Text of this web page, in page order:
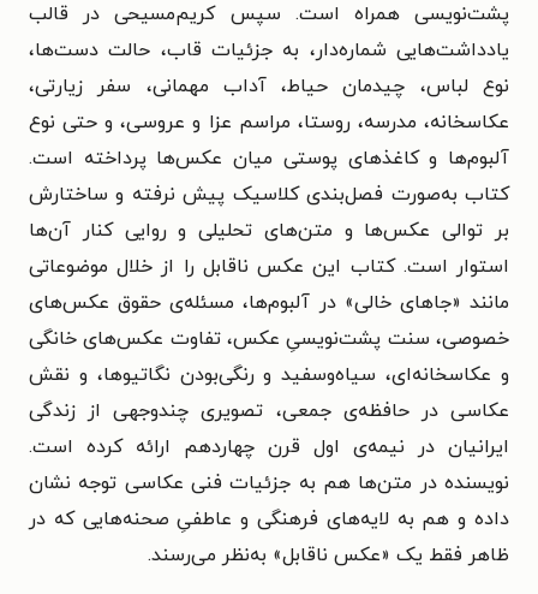
پشت‌نویسی همراه است. سپس کریم‌مسیحی در قالب
یادداشت‌هایی شماره‌دار، به جزئیات قاب، حالت دست‌ها،
نوع لباس، چیدمان حیاط، آداب مهمانی، سفر زیارتی،
عکاسخانه، مدرسه، روستا، مراسم عزا و عروسی، و حتی نوع
آلبوم‌ها و کاغذهای پوستی میان عکس‌ها پرداخته است.
کتاب به‌صورت فصل‌بندی کلاسیک پیش نرفته و ساختارش
بر توالی عکس‌ها و متن‌های تحلیلی و روایی کنار آن‌ها
استوار است. کتاب این عکس ناقابل را از خلال موضوعاتی
مانند «جاهای خالی» در آلبوم‌ها، مسئله‌ی حقوق عکس‌های
خصوصی، سنت پشت‌نویسیِ عکس، تفاوت عکس‌های خانگی
و عکاسخانه‌ای، سیاه‌وسفید و رنگی‌بودن نگاتیوها، و نقش
عکاسی در حافظه‌ی جمعی، تصویری چندوجهی از زندگی
ایرانیان در نیمه‌ی اول قرن چهاردهم ارائه کرده است.
نویسنده در متن‌ها هم به جزئیات فنی عکاسی توجه نشان
داده و هم به لایه‌های فرهنگی و عاطفیِ صحنه‌هایی که در
ظاهر فقط یک «عکس ناقابل» به‌نظر می‌رسند.